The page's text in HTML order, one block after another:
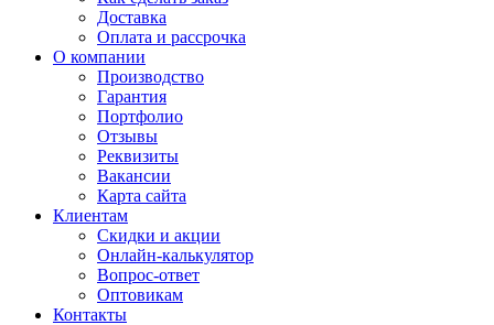
Доставка
Оплата и рассрочка
О компании
Производство
Гарантия
Портфолио
Отзывы
Реквизиты
Вакансии
Карта сайта
Клиентам
Скидки и акции
Онлайн-калькулятор
Вопрос-ответ
Оптовикам
Контакты